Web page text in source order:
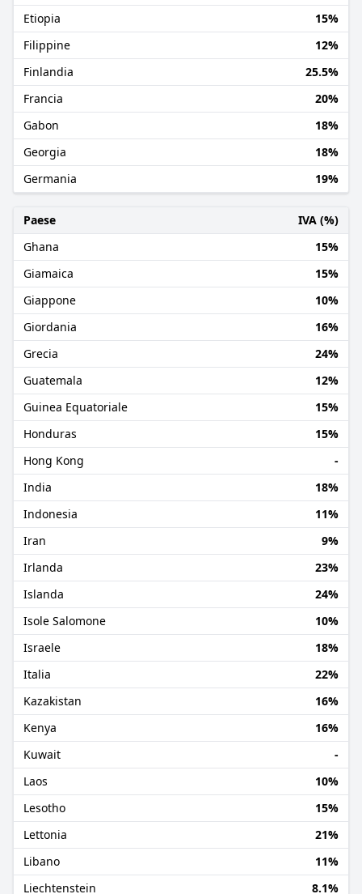
Etiopia
15%
Filippine
12%
Finlandia
25.5%
Francia
20%
Gabon
18%
Georgia
18%
Germania
19%
Paese
IVA (%)
Ghana
15%
Giamaica
15%
Giappone
10%
Giordania
16%
Grecia
24%
Guatemala
12%
Guinea Equatoriale
15%
Honduras
15%
Hong Kong
-
India
18%
Indonesia
11%
Iran
9%
Irlanda
23%
Islanda
24%
Isole Salomone
10%
Israele
18%
Italia
22%
Kazakistan
16%
Kenya
16%
Kuwait
-
Laos
10%
Lesotho
15%
Lettonia
21%
Libano
11%
Liechtenstein
8.1%